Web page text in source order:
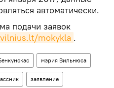
автоматически.
подачи заявок
mokykla .
мэрия Вильнюса
заявление